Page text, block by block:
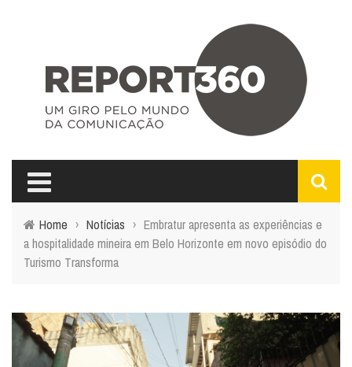
Home › Notícias › Embratur apresenta as experiências e
a hospitalidade mineira em Belo Horizonte em novo episódio do
Turismo Transforma